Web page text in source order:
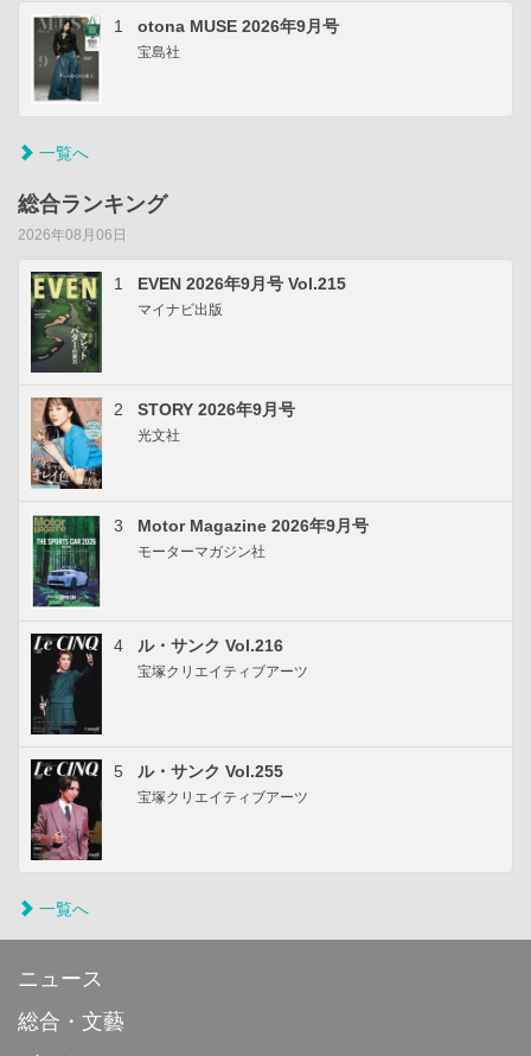
1 otona MUSE 2026年9月号
宝島社
一覧へ
総合ランキング
2026年08月06日
1 EVEN 2026年9月号 Vol.215
マイナビ出版
2 STORY 2026年9月号
光文社
3 Motor Magazine 2026年9月号
モーターマガジン社
4 ル・サンク Vol.216
宝塚クリエイティブアーツ
5 ル・サンク Vol.255
宝塚クリエイティブアーツ
一覧へ
ニュース
総合・文藝